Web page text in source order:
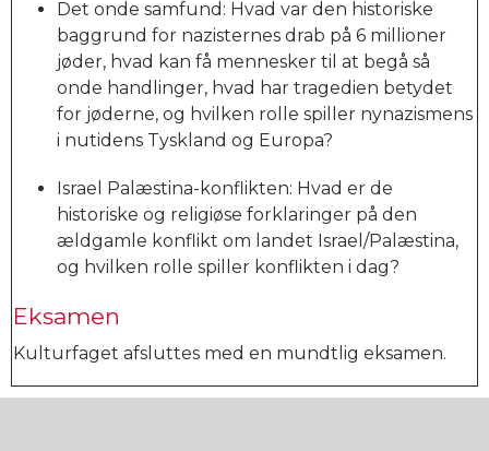
Det onde samfund: Hvad var den historiske
baggrund for nazisternes drab på 6 millioner
jøder, hvad kan få mennesker til at begå så
onde handlinger, hvad har tragedien betydet
for jøderne, og hvilken rolle spiller nynazismens
i nutidens Tyskland og Europa?
Israel Palæstina-konflikten: Hvad er de
historiske og religiøse forklaringer på den
ældgamle konflikt om landet Israel/Palæstina,
og hvilken rolle spiller konflikten i dag?
Eksamen
Kulturfaget afsluttes med en mundtlig eksamen.